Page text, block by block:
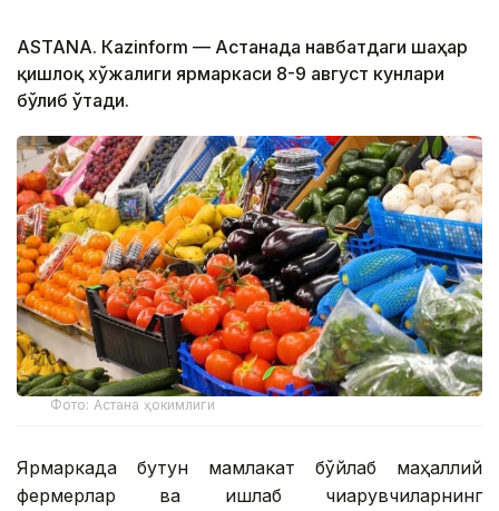
ASTANА. Кazinform — Астанада навбатдаги шаҳар
қишлоқ хўжалиги ярмаркаси 8-9 август кунлари
бўлиб ўтади.
Фото: Астана ҳокимлиги
Ярмаркада бутун мамлакат бўйлаб маҳаллий
фермерлар ва ишлаб чиқарувчиларнинг